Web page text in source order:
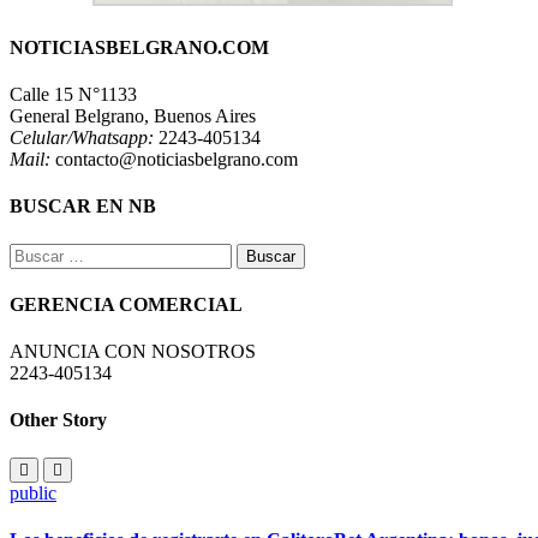
NOTICIASBELGRANO.COM
Calle 15 N°1133
General Belgrano, Buenos Aires
Celular/Whatsapp: 2243-405134
Mail: contacto@noticiasbelgrano.com
BUSCAR EN NB
Buscar:
GERENCIA COMERCIAL
ANUNCIA CON NOSOTROS
2243-405134
Other Story
public